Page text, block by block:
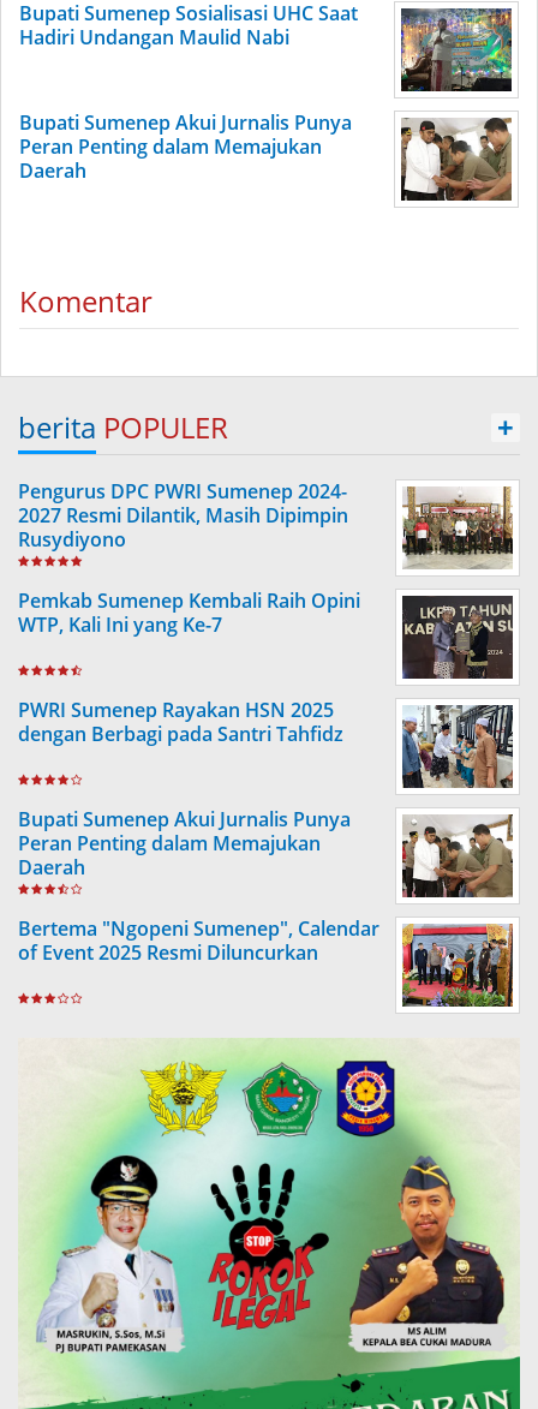
Bupati Sumenep Sosialisasi UHC Saat
Hadiri Undangan Maulid Nabi
Bupati Sumenep Akui Jurnalis Punya
Peran Penting dalam Memajukan
Daerah
Komentar
berita POPULER +
Pengurus DPC PWRI Sumenep 2024-
2027 Resmi Dilantik, Masih Dipimpin
Rusydiyono
Pemkab Sumenep Kembali Raih Opini
WTP, Kali Ini yang Ke-7
PWRI Sumenep Rayakan HSN 2025
dengan Berbagi pada Santri Tahfidz
Bupati Sumenep Akui Jurnalis Punya
Peran Penting dalam Memajukan
Daerah
Bertema "Ngopeni Sumenep", Calendar
of Event 2025 Resmi Diluncurkan